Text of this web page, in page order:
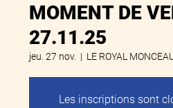
MOMENT DE
27.11.25
jeu. 27 nov.
  |
LE ROYAL
Les inscriptions sont